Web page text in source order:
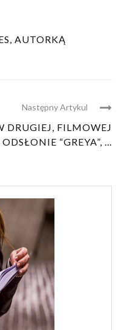
AUTORKĄ
Następny Artykul
DRUGIEJ, FILMOWEJ
ODSŁONIE “GREYA”, ...